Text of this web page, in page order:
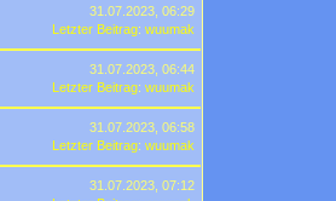
31.07.2023, 06:29
Letzter Beitrag:wuumak
31.07.2023, 06:44
Letzter Beitrag:wuumak
31.07.2023, 06:58
Letzter Beitrag:wuumak
31.07.2023, 07:12